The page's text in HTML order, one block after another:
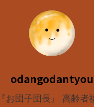
odangodantyou
お団子団長』 高齢者